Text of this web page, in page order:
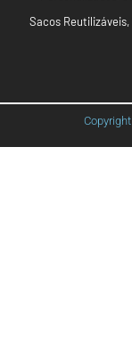
Sacos Reutilizáveis,